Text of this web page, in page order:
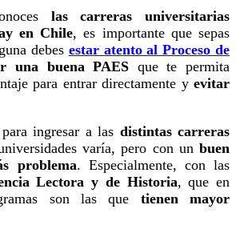
las carreras universitarias
en Chile, es importante que sepas
debes estar atento al Proceso de
una buena PAES que te permita
para entrar directamente y evitar
ingresar a las distintas carreras
varía, pero con un buen
problema. Especialmente, con las
Lectora y de Historia, que en
son las que tienen mayor